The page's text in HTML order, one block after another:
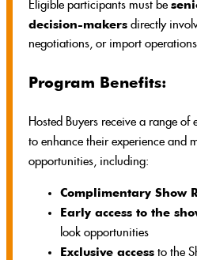
Eligible participants must be
decision-makers directly
negotiations, or import
Program Benefits:
Hosted Buyers receive a range of
to enhance their experience and
opportunities, including:
Complimentary Show
Early access to the
look opportunities
Exclusive access to the